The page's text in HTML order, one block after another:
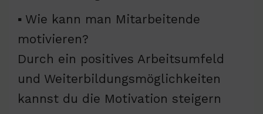
▪ Wie kann man Mitarbeitende
motivieren?
Durch ein positives Arbeitsumfeld
und Weiterbildungsmöglichkeiten
kannst du die Motivation steigern